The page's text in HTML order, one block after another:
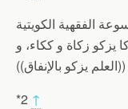
الفقهية الكويتية
يزكو زكاة و ككاء، و
يزكو بالإنفاق))
*2 ↑